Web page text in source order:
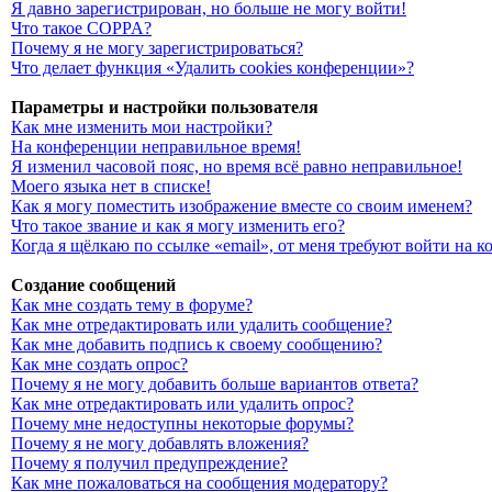
Я давно зарегистрирован, но больше не могу войти!
Что такое COPPA?
Почему я не могу зарегистрироваться?
Что делает функция «Удалить cookies конференции»?
Параметры и настройки пользователя
Как мне изменить мои настройки?
На конференции неправильное время!
Я изменил часовой пояс, но время всё равно неправильное!
Моего языка нет в списке!
Как я могу поместить изображение вместе со своим именем?
Что такое звание и как я могу изменить его?
Когда я щёлкаю по ссылке «email», от меня требуют войти на
Создание сообщений
Как мне создать тему в форуме?
Как мне отредактировать или удалить сообщение?
Как мне добавить подпись к своему сообщению?
Как мне создать опрос?
Почему я не могу добавить больше вариантов ответа?
Как мне отредактировать или удалить опрос?
Почему мне недоступны некоторые форумы?
Почему я не могу добавлять вложения?
Почему я получил предупреждение?
Как мне пожаловаться на сообщения модератору?